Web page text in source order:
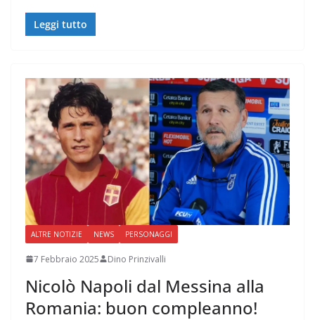
Leggi tutto
ALTRE NOTIZIE NEWS PERSONAGGI
7 Febbraio 2025 Dino Prinzivalli
Nicolò Napoli dal Messina alla
Romania: buon compleanno!